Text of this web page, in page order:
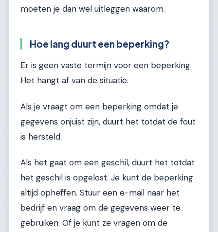
moeten je dan wel uitleggen waarom.
Hoe lang duurt een beperking?
Er is geen vaste termijn voor een beperking.
Het hangt af van de situatie.
Als je vraagt om een beperking omdat je
gegevens onjuist zijn, duurt het totdat de fout
is hersteld.
Als het gaat om een geschil, duurt het totdat
het geschil is opgelost. Je kunt de beperking
altijd opheffen. Stuur een e-mail naar het
bedrijf en vraag om de gegevens weer te
gebruiken. Of je kunt ze vragen om de